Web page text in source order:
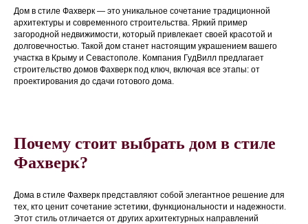
Дом в стиле Фахверк — это уникальное сочетание традиционной
архитектуры и современного строительства. Яркий пример
загородной недвижимости, который привлекает своей красотой и
долговечностью. Такой дом станет настоящим украшением вашего
участка в Крыму и Севастополе. Компания ГудВилл предлагает
строительство домов Фахверк под ключ, включая все этапы: от
проектирования до сдачи готового дома.
Почему стоит выбрать дом в стиле
Фахверк?
Дома в стиле Фахверк представляют собой элегантное решение для
тех, кто ценит сочетание эстетики, функциональности и надежности.
Этот стиль отличается от других архитектурных направлений